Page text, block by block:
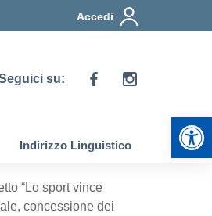
Accedi
su:
Indirizzo Linguistico
“Lo sport vince
concessione dei